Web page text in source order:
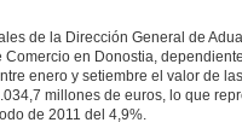
de la Dirección General de
Comercio en Donostia,
enero y setiembre el valor de
millones de euros, lo que
de 2011 del 4,9%.